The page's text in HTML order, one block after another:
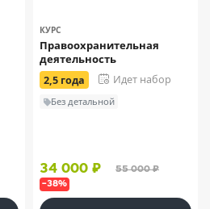
КУРС
Правоохранительная
деятельность
2,5 года Идет набор
Без детальной
34 000 ₽ 55 000 ₽
–38%